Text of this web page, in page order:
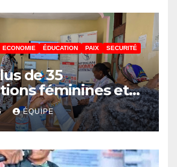
ECONOMIE ÉDUCATION PAIX
SECURITÉ
de 35
féminines et
des jeunes
parler paix
ÉQUIPE